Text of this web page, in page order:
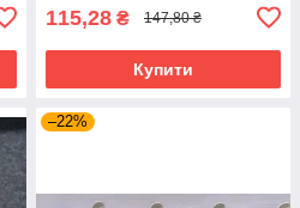
115,28 ₴ 147,80 ₴
Купити
–22%